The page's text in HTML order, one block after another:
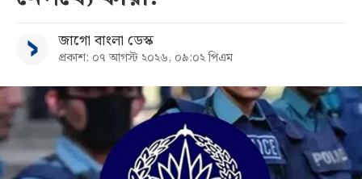
জাগো বাংলা ডেস্ক
প্রকাশ: ০৭ আগস্ট ২০২৬, ০৯:০২ পিএম